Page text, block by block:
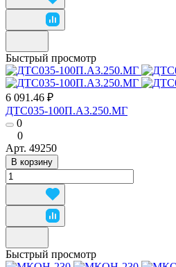
Быстрый просмотр
6 091.46 ₽
ДТС035-100П.А3.250.МГ
0
0
Арт. 49250
В корзину
Быстрый просмотр